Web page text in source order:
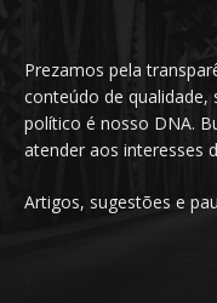
Prezamos pela
conteúdo de qualidade,
político é nosso DNA.
atender aos interesses
Artigos, sugestões e